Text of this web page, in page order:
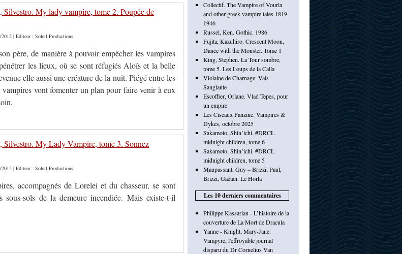
My lady vampire, tome 2. Poupée de
2012 | Editeur : Soleil Productions
père, de manière à pouvoir empêcher les vampires
les lieux, où se sont réfugiés Aloïs et la belle
elle aussi une créature de la nuit. Piégé entre les
vont fomenter un plan pour faire venir à eux
My Lady Vampire, tome 3. Sonnez
2015 | Editeur : Soleil Productions
accompagnés de Lorelei et du chasseur, se sont
sous-sols de la demeure incendiée. Mais existe-t-il
Collectif. The Vampire of Vourla
and other greek vampire tales 1819-
1946
Russel, Ken. Gothic. 1986
Fujita, Kazuhiro. Crescent Moon,
Dance with the Monster. Tome 1
King, Stephen. La Tour sombre,
tome 5. Les Loups de la Calla
Violaine de Charnage. Vals
Sanglante
Escoffier, Orlane. Vlad Tepes, pour
un empire
Les Ciseaux Fanzine. Vampires &
Dykes, octobre 2025
Sakamoto, Shin’ichi. #DRCL
midnight children, tome 6
Sakamoto, Shin’ichi. #DRCL
midnight children, tome 5
Maupassant, Guy – Brizzi, Paul,
Brizzi, Gaëtan. Le Horla
Les 10 derniers commentaires
Philippe Kassarian - L’histoire de la
couverture de La Mort de Dracula
Yanne - Knight, Mary-Jane.
Vampyre, l'effroyable journal
disparu du Dr Cornelius Van